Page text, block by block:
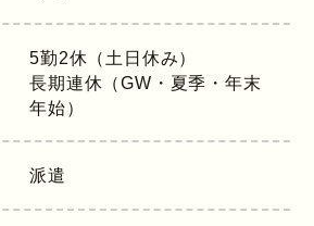
5勤2休（土日休み）
長期連休（GW・夏季・年末
年始）
派遣